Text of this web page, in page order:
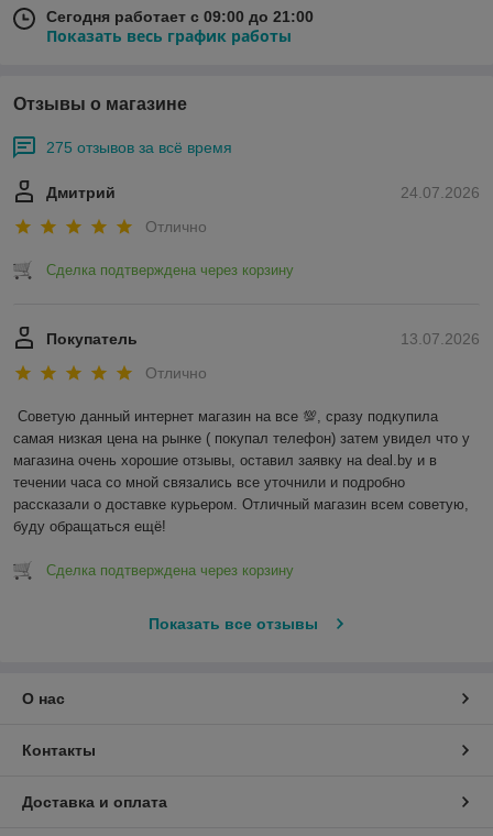
Сегодня работает с 09:00 до 21:00
Показать весь график работы
Отзывы о магазине
275 отзывов за всё время
24.07.2026
Дмитрий
Отлично
Сделка подтверждена через корзину
13.07.2026
Покупатель
Отлично
Советую данный интернет магазин на все 💯, сразу подкупила
самая низкая цена на рынке ( покупал телефон) затем увидел что у
магазина очень хорошие отзывы, оставил заявку на deal.by и в
течении часа со мной связались все уточнили и подробно
рассказали о доставке курьером. Отличный магазин всем советую,
буду обращаться ещё!
Сделка подтверждена через корзину
Показать все отзывы
О нас
Контакты
Доставка и оплата